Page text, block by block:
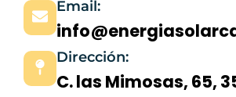
Email:
Dirección:
C. las Mimosas, 65,